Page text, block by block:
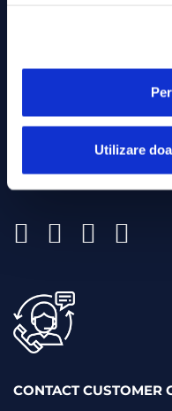
Utilizare
Strada Minerilor, Nr.
Cluj-Napoca
0374 714 805
CONTACT CUSTOMER